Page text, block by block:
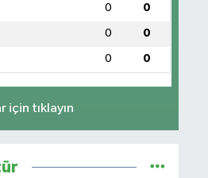
0 0
0 0
0 0
için tıklayın